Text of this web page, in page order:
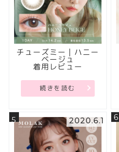
チューズミー｜ハニー
ベージュ
着用レビュー
続きを読む
5 2020.6.1 6